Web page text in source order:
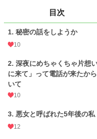
2026.05.06 17:42
初回公開日時 2024.09.24 18:02
月間ポイント 21 pt (99,984 位)
年間ポイント
目次
1. 秘密の話をしようか
10
2. 深夜にめちゃくちゃ片想
に来て」って電話が来たか
いて
10
3. 悪女と呼ばれた5年後の私
12